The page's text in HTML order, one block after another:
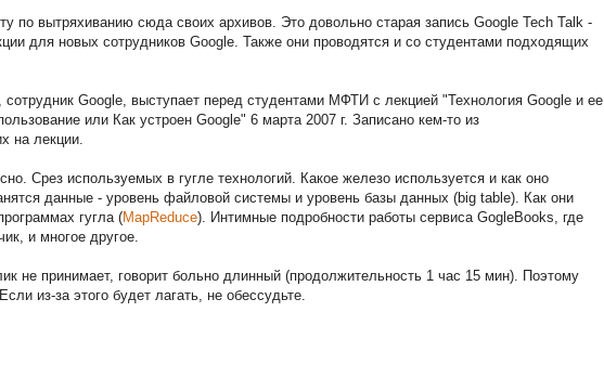
по вытряхиванию сюда своих архивов. Это довольно старая запись Google Tech Talk -
для новых сотрудников Google. Также они проводятся и со студентами подходящих
сотрудник Google, выступает перед студентами МФТИ с лекцией "Технология Google и ее
или Как устроен Google" 6 марта 2007 г. Записано кем-то из
на лекции.
Срез используемых в гугле технологий. Какое железо используется и как оно
данные - уровень файловой системы и уровень базы данных (big table). Как они
гугла (MapReduce). Интимные подробности работы сервиса GogleBooks, где
и многое другое.
не принимает, говорит больно длинный (продолжительность 1 час 15 мин). Поэтому
из-за этого будет лагать, не обессудьте.